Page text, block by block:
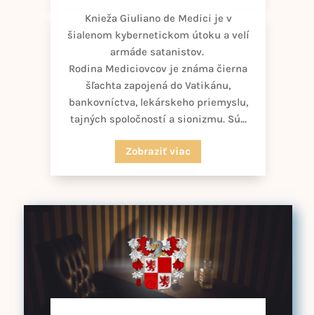
Knieža Giuliano de Medici je v
šialenom kybernetickom útoku a velí
armáde satanistov.
Rodina Mediciovcov je známa čierna
šľachta zapojená do Vatikánu,
bankovníctva, lekárskeho priemyslu,
tajných spoločností a sionizmu. Sú...
Zobraziť viac